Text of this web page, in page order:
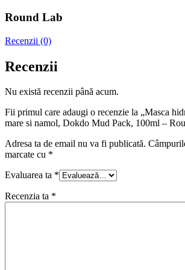
Round Lab
Recenzii (0)
Recenzii
Nu există recenzii până acum.
Fii primul care adaugi o recenzie la „Masca
mare si namol, Dokdo Mud Pack, 100ml –
Adresa ta de email nu va fi publicată.
marcate cu *
Evaluarea ta *
Recenzia ta *